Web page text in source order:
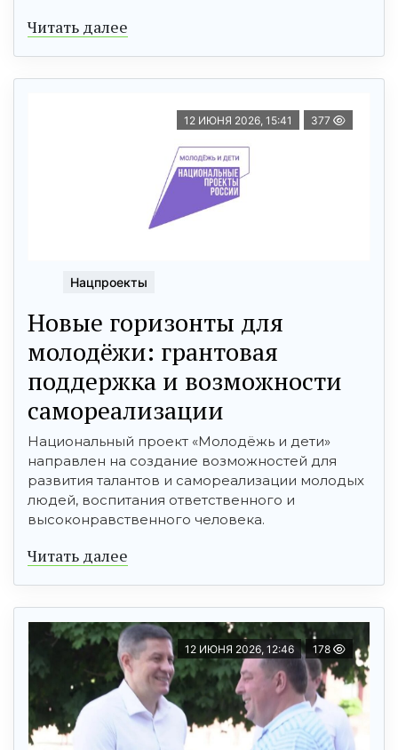
Читать далее
12 ИЮНЯ 2026, 15:41 377
Нацпроекты
Новые горизонты для
молодёжи: грантовая
поддержка и возможности
самореализации
Национальный проект «Молодёжь и дети»
направлен на создание возможностей для
развития талантов и самореализации молодых
людей, воспитания ответственного и
высоконравственного человека.
Читать далее
12 ИЮНЯ 2026, 12:46 178